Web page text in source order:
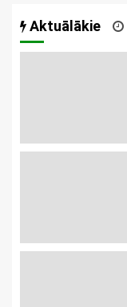
Aktuālākie